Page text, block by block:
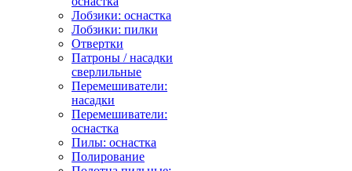
Лобзики: оснастка
Лобзики: пилки
Отвертки
Патроны / насадки
сверлильные
Перемешиватели:
насадки
Перемешиватели:
оснастка
Пилы: оснастка
Полирование